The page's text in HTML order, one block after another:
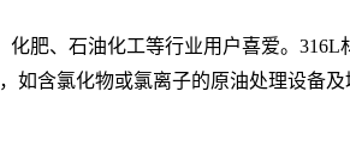
肥、石油化工等行业用户喜爱。
如含氯化物或氯离子的原油处理设备